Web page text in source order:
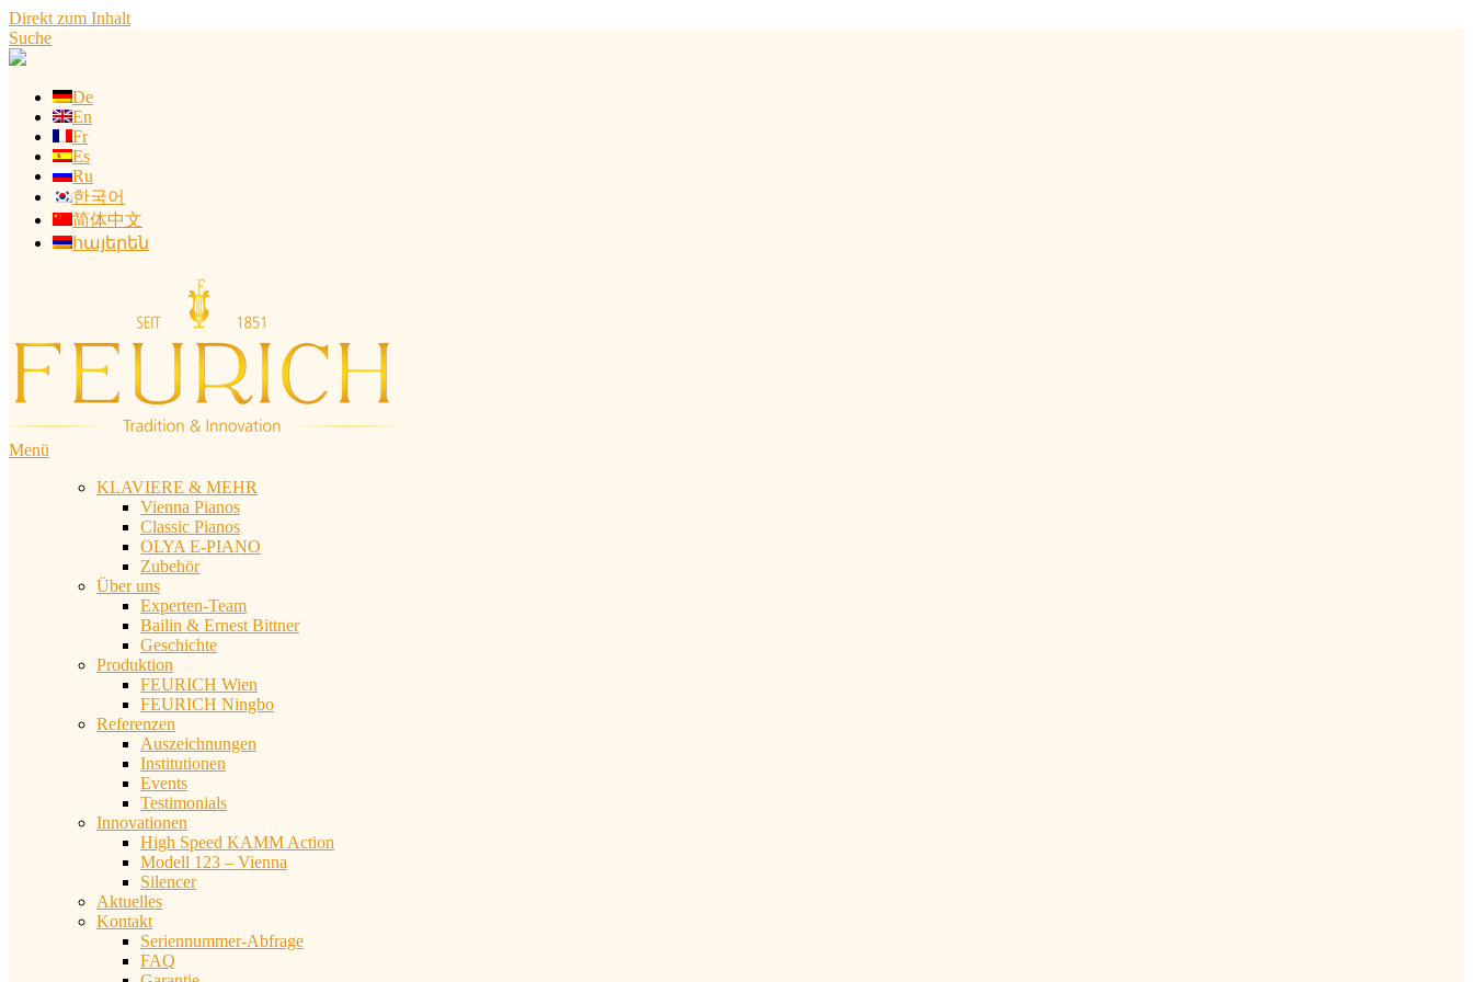
Direkt zum Inhalt
Suche
De
En
Fr
Es
Ru
한국어
简体中文
հայերեն
Menü
KLAVIERE & MEHR
Vienna Pianos
Classic Pianos
OLYA E-PIANO
Zubehör
Über uns
Experten-Team
Bailin & Ernest Bittner
Geschichte
Produktion
FEURICH Wien
FEURICH Ningbo
Referenzen
Auszeichnungen
Institutionen
Events
Testimonials
Innovationen
High Speed KAMM Action
Modell 123 – Vienna
Silencer
Aktuelles
Kontakt
Seriennummer-Abfrage
FAQ